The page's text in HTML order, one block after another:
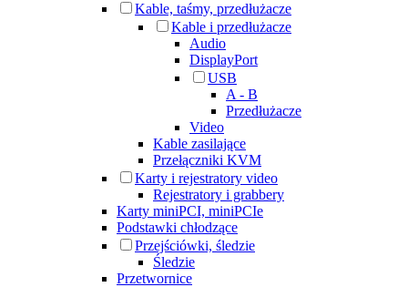
Kable, taśmy, przedłużacze
Kable i przedłużacze
Audio
DisplayPort
USB
A - B
Przedłużacze
Video
Kable zasilające
Przełączniki KVM
Karty i rejestratory video
Rejestratory i grabbery
Karty miniPCI, miniPCIe
Podstawki chłodzące
Przejściówki, śledzie
Śledzie
Przetwornice